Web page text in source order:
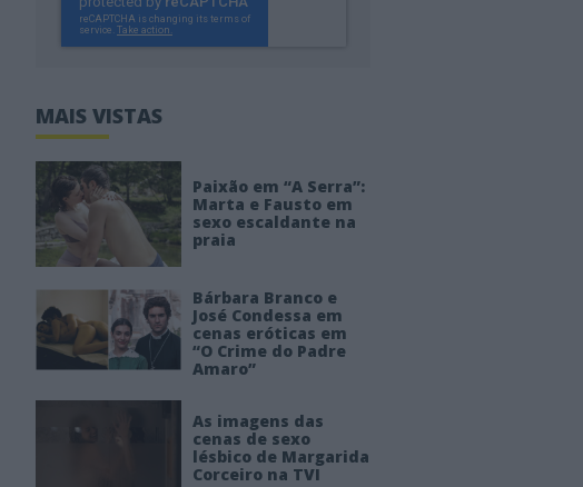
MAIS VISTAS
Paixão em “A Serra”:
Marta e Fausto em
sexo escaldante na
praia
Bárbara Branco e
José Condessa em
cenas eróticas em
“O Crime do Padre
Amaro”
As imagens das
cenas de sexo
lésbico de Margarida
Corceiro na TVI